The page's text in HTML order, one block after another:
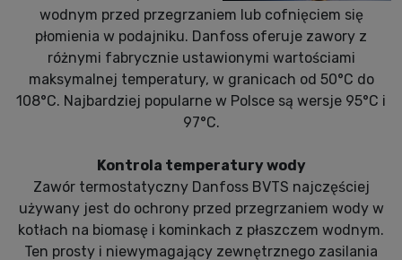
wodnym przed przegrzaniem lub cofnięciem się
płomienia w podajniku. Danfoss oferuje zawory z
różnymi fabrycznie ustawionymi wartościami
maksymalnej temperatury, w granicach od 50°C do
108°C. Najbardziej popularne w Polsce są wersje 95°C i
97°C.
Kontrola temperatury wody
Zawór termostatyczny Danfoss BVTS najczęściej
używany jest do ochrony przed przegrzaniem wody w
kotłach na biomasę i kominkach z płaszczem wodnym.
Ten prosty i niewymagający zewnętrznego zasilania